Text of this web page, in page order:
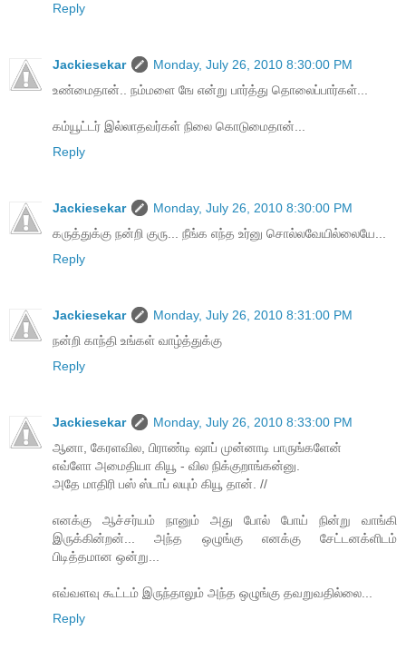
Reply
Jackiesekar
Monday, July 26, 2010 8:30:00 PM
உண்மைதான்.. நம்மளை ஙே என்று பார்த்து தொலைப்பார்கள்...
கம்யூட்டர் இல்லாதவர்கள் நிலை கொடுமைதான்...
Reply
Jackiesekar
Monday, July 26, 2010 8:30:00 PM
கருத்துக்கு நன்றி குரு... நீங்க எந்த உர்னு சொல்லவேயில்லையே...
Reply
Jackiesekar
Monday, July 26, 2010 8:31:00 PM
நன்றி காந்தி உங்கள் வாழ்த்துக்கு
Reply
Jackiesekar
Monday, July 26, 2010 8:33:00 PM
ஆனா, கேரளவில, பிராண்டி ஷாப் முன்னாடி பாருங்களேன்
எவ்ளோ அமைதியா கியூ - வில நிக்குறாங்கன்னு.
அதே மாதிரி பஸ் ஸ்டாப் லயும் கியூ தான். //
எனக்கு ஆச்சர்யம் நானும் அது போல் போய் நின்று வாங்கி
இருக்கின்றன்... அந்த ஒழுங்கு எனக்கு சேட்டனக்ளிடம்
பிடித்தமான ஒன்று...
எவ்வளவு கூட்டம் இருந்தாலும் அந்த ஒழுங்கு தவறுவதில்லை...
Reply